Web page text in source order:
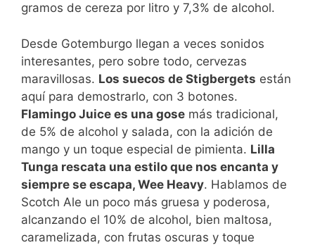
gramos de cereza por litro y 7,3% de alcohol.
Desde Gotemburgo llegan a veces sonidos
interesantes, pero sobre todo, cervezas
maravillosas. Los suecos de Stigbergets están
aquí para demostrarlo, con 3 botones.
Flamingo Juice es una gose más tradicional,
de 5% de alcohol y salada, con la adición de
mango y un toque especial de pimienta. Lilla
Tunga rescata una estilo que nos encanta y
siempre se escapa, Wee Heavy. Hablamos de
Scotch Ale un poco más gruesa y poderosa,
alcanzando el 10% de alcohol, bien maltosa,
caramelizada, con frutas oscuras y toque